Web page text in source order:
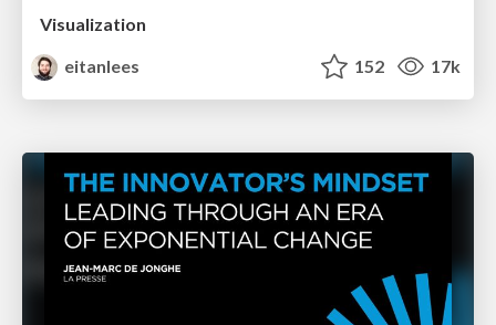
Visualization
eitanlees
152 17k